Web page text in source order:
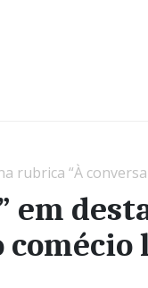
rubrica “À
em
comécio